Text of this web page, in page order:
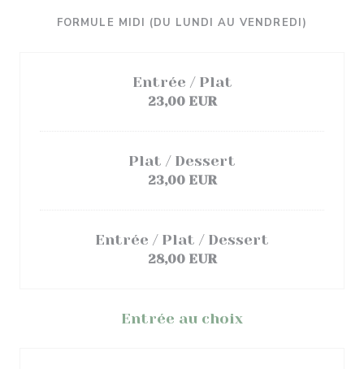
FORMULE MIDI (DU LUNDI AU VENDREDI)
Entrée / Plat
23,00 EUR
Plat / Dessert
23,00 EUR
Entrée / Plat / Dessert
28,00 EUR
Entrée au choix